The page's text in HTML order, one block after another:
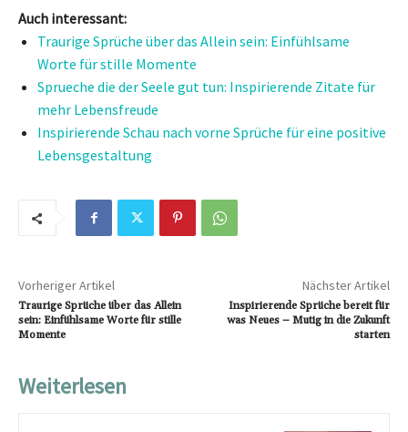
Auch interessant:
Traurige Sprüche über das Allein sein: Einfühlsame
Worte für stille Momente
Sprueche die der Seele gut tun: Inspirierende Zitate für
mehr Lebensfreude
Inspirierende Schau nach vorne Sprüche für eine positive
Lebensgestaltung
Vorheriger Artikel
Traurige Sprüche über das Allein
sein: Einfühlsame Worte für stille
Momente
Nächster Artikel
Inspirierende Sprüche bereit für
was Neues – Mutig in die Zukunft
starten
Weiterlesen